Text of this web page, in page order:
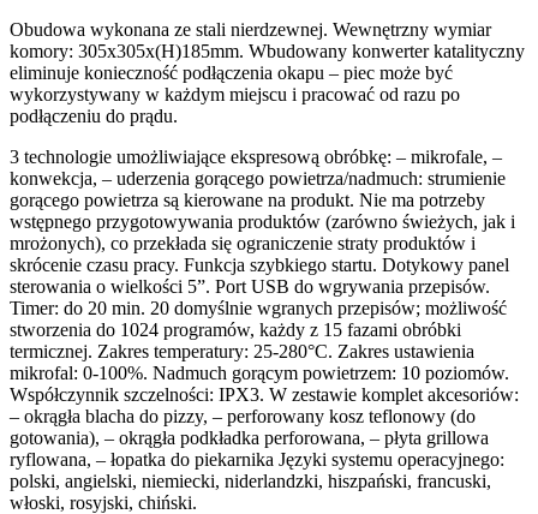
Obudowa wykonana ze stali nierdzewnej. Wewnętrzny wymiar
komory: 305x305x(H)185mm. Wbudowany konwerter katalityczny
eliminuje konieczność podłączenia okapu – piec może być
wykorzystywany w każdym miejscu i pracować od razu po
podłączeniu do prądu.
3 technologie umożliwiające ekspresową obróbkę: – mikrofale, –
konwekcja, – uderzenia gorącego powietrza/nadmuch: strumienie
gorącego powietrza są kierowane na produkt. Nie ma potrzeby
wstępnego przygotowywania produktów (zarówno świeżych, jak i
mrożonych), co przekłada się ograniczenie straty produktów i
skrócenie czasu pracy. Funkcja szybkiego startu. Dotykowy panel
sterowania o wielkości 5”. Port USB do wgrywania przepisów.
Timer: do 20 min. 20 domyślnie wgranych przepisów; możliwość
stworzenia do 1024 programów, każdy z 15 fazami obróbki
termicznej. Zakres temperatury: 25-280°C. Zakres ustawienia
mikrofal: 0-100%. Nadmuch gorącym powietrzem: 10 poziomów.
Współczynnik szczelności: IPX3. W zestawie komplet akcesoriów:
– okrągła blacha do pizzy, – perforowany kosz teflonowy (do
gotowania), – okrągła podkładka perforowana, – płyta grillowa
ryflowana, – łopatka do piekarnika Języki systemu operacyjnego:
polski, angielski, niemiecki, niderlandzki, hiszpański, francuski,
włoski, rosyjski, chiński.